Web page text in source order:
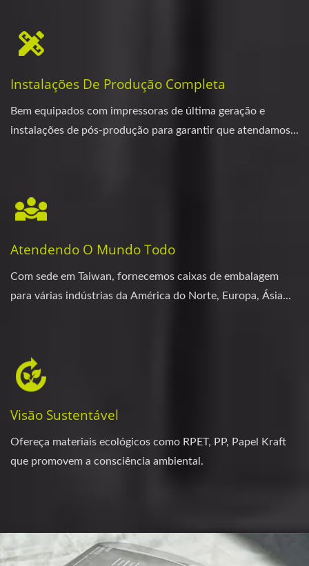
Instalações De Produção Completa
Bem equipados com impressoras de última geração e
instalações de pós-produção para garantir que atendamos...
Atendendo O Mundo Todo
Com sede em Taiwan, fornecemos caixas de embalagem
para várias indústrias da América do Norte, Europa, Ásia...
Visão Sustentável
Ofereça materiais ecológicos como RPET, PP, Papel Kraft
que promovem a consciência ambiental.